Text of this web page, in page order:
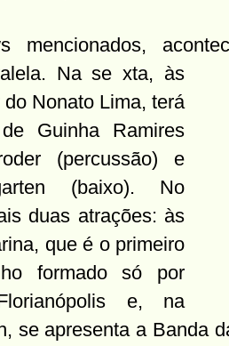
mencionados,
Na sexta, às
Nonato Lima, terá
Guinha Ramires
(percussão) e
(baixo). No
duas atrações: às
que é o primeiro
formado só por
e, na
se apresenta a Banda